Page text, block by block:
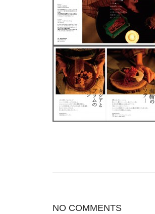
NO COMMENTS